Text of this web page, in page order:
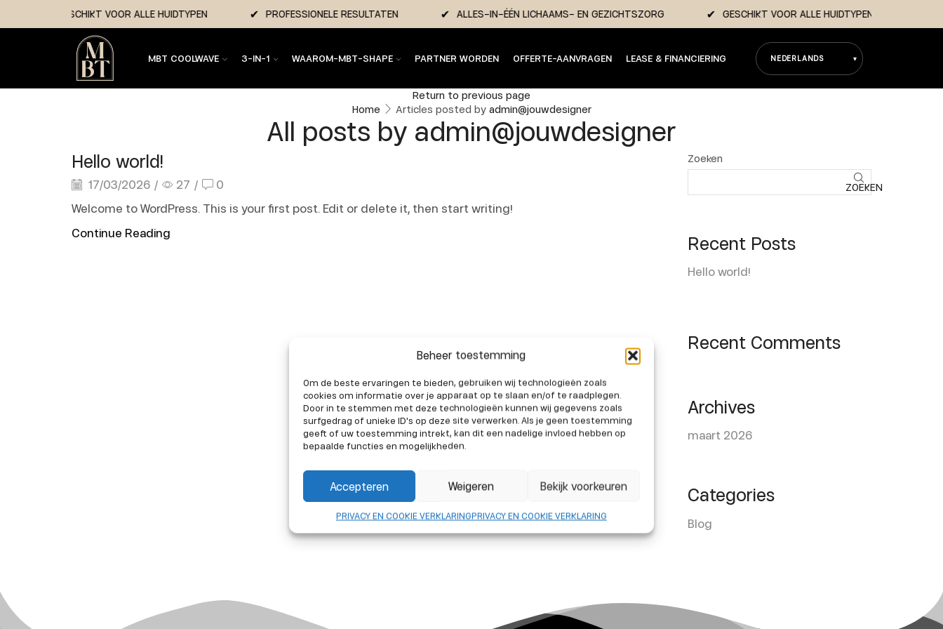
Beheer toestemming
Om de beste ervaringen te bieden, gebruiken wij technologieën zoals
cookies om informatie over je apparaat op te slaan en/of te raadplegen.
Door in te stemmen met deze technologieën kunnen wij gegevens zoals
surfgedrag of unieke ID's op deze site verwerken. Als je geen toestemming
geeft of uw toestemming intrekt, kan dit een nadelige invloed hebben op
bepaalde functies en mogelijkheden.
Accepteren Weigeren Bekijk voorkeuren
PRIVACY EN COOKIE VERKLARINGPRIVACY EN COOKIE VERKLARING
GESCHIKT VOOR ALLE HUIDTYPEN PROFESSIONELE RESULTATEN ALLES-IN-ÉÉN LICHAAMS- EN GEZICHTSZORG GESCHIKT VOOR ALLE HUIDTYPEN
MBT COOLWAVE 3-IN-1 WAAROM-MBT-SHAPE PARTNER WORDEN OFFERTE-AANVRAGEN LEASE & FINANCIERING
Return to previous page
Home
Articles posted by admin@jouwdesigner
All posts by admin@jouwdesigner
Hello world!
17/03/2026 / 27 /
0
Welcome to WordPress. This is your first post. Edit or delete it, then start writing!
Continue Reading
Zoeken
ZOEKEN
Recent Posts
Hello world!
Recent Comments
Archives
maart 2026
Categories
Blog